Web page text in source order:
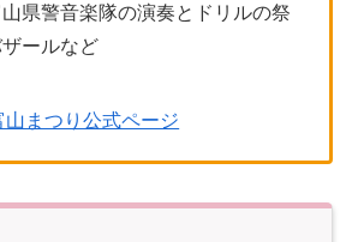
県警音楽隊の演奏とドリルの祭
ールなど
山まつり公式ページ